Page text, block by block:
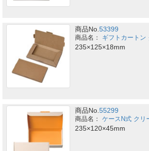
商品No.53399
ギフトカートン
235×125×18mm
商品No.55299
ケースN式 クリ
235×120×45mm